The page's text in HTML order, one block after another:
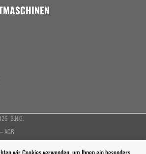
B.N.G.
AGB